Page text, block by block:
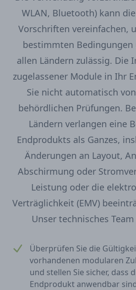
WLAN, Bluetooth) kann
Vorschriften vereinfachen,
bestimmten
allen Ländern zulässig. Die
zugelassener Module in Ihr
Sie nicht automatisch
behördlichen Prüfungen.
Ländern verlangen eine
Endprodukts als Ganzes,
Änderungen an Layout,
Abschirmung oder
Leistung oder die
Verträglichkeit (EMV)
Unser technisches
Überprüfen Sie die
vorhandenen modularen
und stellen Sie sicher, dass
Endprodukt anwendbar